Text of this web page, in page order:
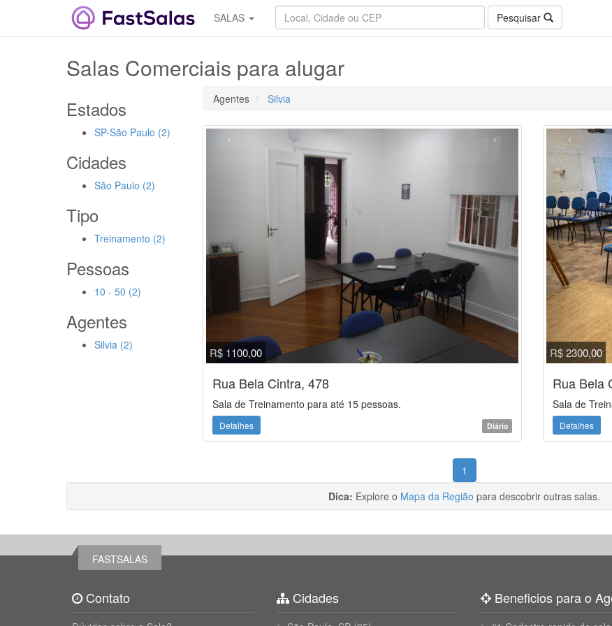
SALAS Pesquisar
Salas Comerciais para alugar
Estados
SP-São Paulo (2)
Cidades
São Paulo (2)
Tipo
Treinamento (2)
Pessoas
10 - 50 (2)
Agentes
Silvia (2)
Agentes Silvia
R$ 1100,00
‹ ›
Rua Bela Cintra, 478
Sala de Treinamento para até 15 pessoas.
Detalhes Diário
R$ 2300,00
‹
Rua Bela
Sala de
Detalhes
1
Dica: Explore o Mapa da Região para descobrir outras salas.
FASTSALAS
Contato Cidades Beneficios para o